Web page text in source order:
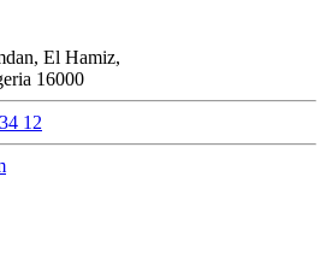
El Hamiz,
16000
12